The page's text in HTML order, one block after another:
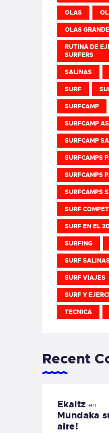
OLAS
OLAS
RUTINA DE
SURFERS
SALINAS
SURF
SURFCAMP
SURFCAMP
SURFCAMP
SURFCAMPS
SURFCAMPS
SURFCAMPS
SURF
SURF EN EL
SURFING
SURF
SURF VIAJES
SURF Y
TECNICA
Recent
Ekaitz en
Mundaka
aire!